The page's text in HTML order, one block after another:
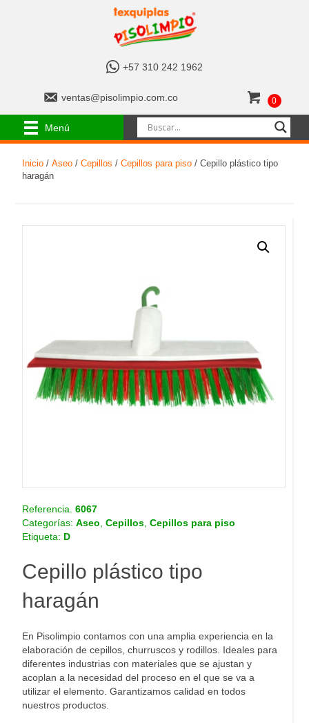
+
7
4
+57 310 242 1962
v
s
o
m
.
c
ventas@pisolimpio.com.co 0
Menú
Inicio /Aseo /Cepillos /Cepillos para piso / Cepillo plástico tipo
haragán
Referencia.6067
Categorías:Aseo,Cepillos,Cepillos para piso
Etiqueta: D
Cepillo plástico tipo
haragán
En Pisolimpio contamos con una amplia experiencia en la
elaboración de cepillos, churruscos y rodillos. Ideales para
diferentes industrias con materiales que se ajustan y
acoplan a la necesidad del proceso en el que se va a
utilizar el elemento. Garantizamos calidad en todos
nuestros productos.